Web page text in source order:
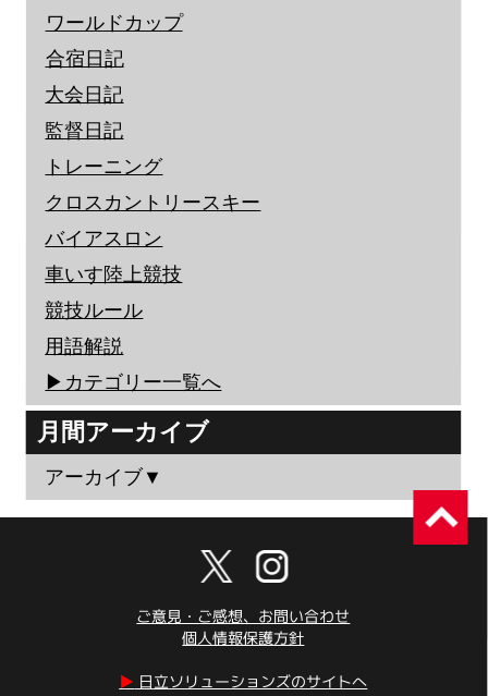
ワールドカップ
合宿日記
大会日記
監督日記
トレーニング
クロスカントリースキー
バイアスロン
車いす陸上競技
競技ルール
用語解説
▶︎カテゴリー一覧へ
月間アーカイブ
アーカイブ▼
ご意見・ご感想、お問い合わせ
個人情報保護方針
▶︎ 日立ソリューションズのサイトへ